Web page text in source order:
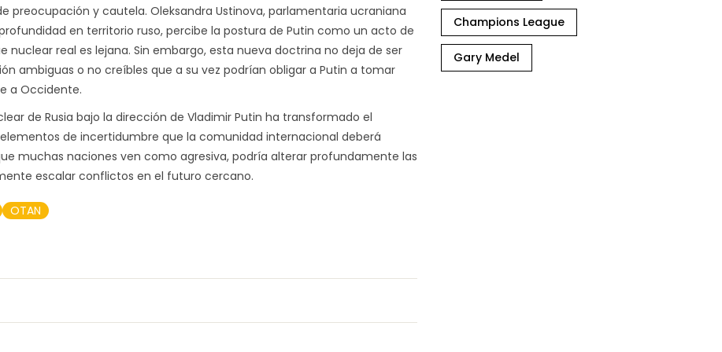
Champions League
Gary Medel
preocupación y cautela. Oleksandra Ustinova, parlamentaria ucraniana
en territorio ruso, percibe la postura de Putin como un acto de
real es lejana. Sin embargo, esta nueva doctrina no deja de ser
ambiguas o no creíbles que a su vez podrían obligar a Putin a tomar
a Occidente.
de Rusia bajo la dirección de Vladimir Putin ha transformado el
de incertidumbre que la comunidad internacional deberá
muchas naciones ven como agresiva, podría alterar profundamente las
escalar conflictos en el futuro cercano.
OTAN